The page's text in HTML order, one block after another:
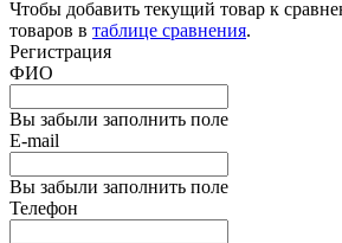
Чтобы добавить текущий товар к
товаров в таблице сравнения.
Регистрация
ФИО
Вы забыли заполнить поле
E-mail
Вы забыли заполнить поле
Телефон